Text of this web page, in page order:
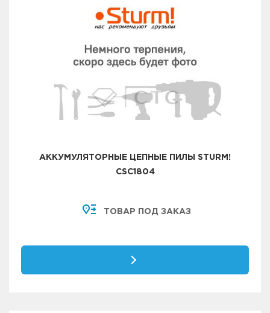
АККУМУЛЯТОРНЫЕ ЦЕПНЫЕ ПИЛЫ STURM!
CSC1804
ТОВАР ПОД ЗАКАЗ